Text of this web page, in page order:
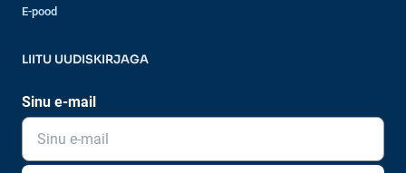
E-pood
LIITU UUDISKIRJAGA
Sinu e-mail